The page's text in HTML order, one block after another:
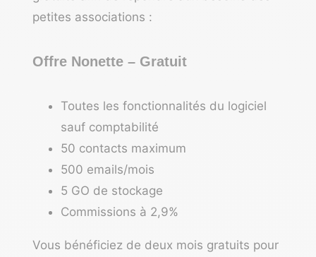
petites associations :
Offre Nonette – Gratuit
Toutes les fonctionnalités du logiciel
sauf comptabilité
50 contacts maximum
500 emails/mois
5 GO de stockage
Commissions à 2,9%
Vous bénéficiez de deux mois gratuits pour